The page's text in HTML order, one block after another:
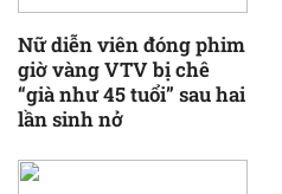
Nữ diễn viên đóng phim
giờ vàng VTV bị chê
“già như 45 tuổi” sau hai
lần sinh nở